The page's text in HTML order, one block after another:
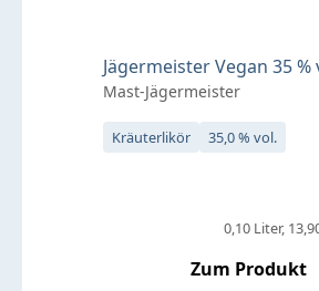
Jägermeister Vegan 35 %
Mast-Jägermeister
Kräuterlikör 35,0 % vol.
0,10 Liter
Zum Produkt